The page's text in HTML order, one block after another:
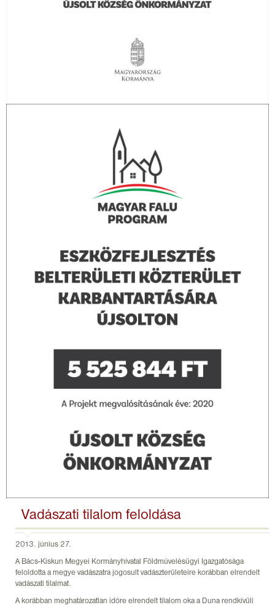
Vadászati tilalom feloldása
2013. június 27.
A Bács-Kiskun Megyei Kormányhivatal Földművelésügyi Igazgatósága
feloldotta a megye vadászatra jogosult vadászterületeire korábban elrendelt
vadászati tilalmat.
A korábban meghatározatlan időre elrendelt tilalom oka a Duna rendkívüli